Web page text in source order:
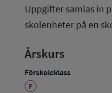
Uppgifter samlas in
skolenheter på en
Årskurs
Förskoleklass
F